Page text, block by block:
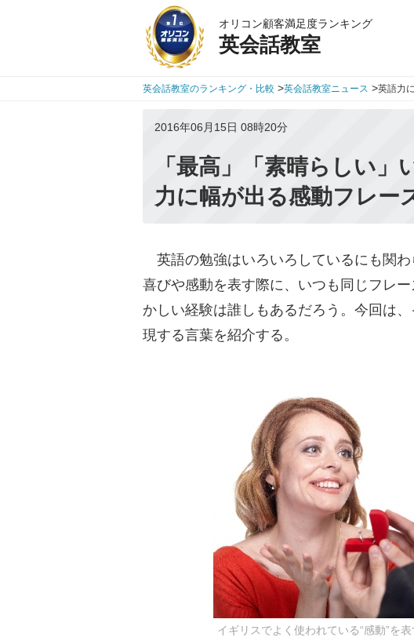
オリコン顧客満足度ランキング
英会話教室
英会話教室のランキング・比較 >英会話教室ニュース >英語力
2016年06月15日 08時20分
「最高」「素晴らしい
力に幅が出る感動フレー
英語の勉強はいろいろしているにも関
喜びや感動を表す際に、いつも同じフレ
かしい経験は誰しもあるだろう。今回は
現する言葉を紹介する。
イギリスでよく使われている“感動”を